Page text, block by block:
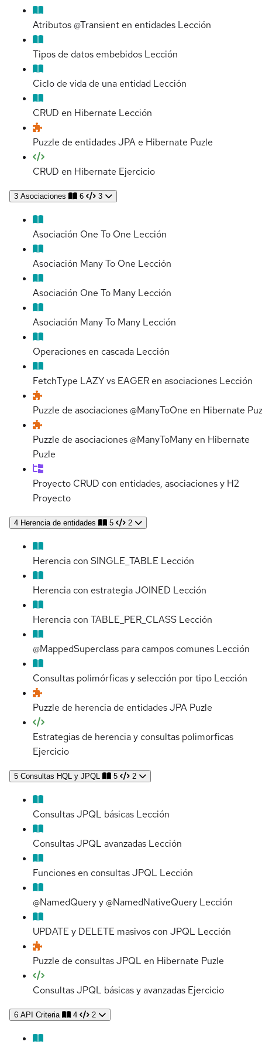
Atributos @Transient en entidades Lección
Tipos de datos embebidos Lección
Ciclo de vida de una entidad Lección
CRUD en Hibernate Lección
Puzzle de entidades JPA e Hibernate Puzle
CRUD en Hibernate Ejercicio
3 Asociaciones 6 3
Asociación One To One Lección
Asociación Many To One Lección
Asociación One To Many Lección
Asociación Many To Many Lección
Operaciones en cascada Lección
FetchType LAZY vs EAGER en asociaciones Lección
Puzzle de asociaciones @ManyToOne en Hibernate
Puzzle de asociaciones @ManyToMany en Hibernate
Puzle
Proyecto CRUD con entidades, asociaciones y H2
Proyecto
4 Herencia de entidades 5 2
Herencia con SINGLE_TABLE Lección
Herencia con estrategia JOINED Lección
Herencia con TABLE_PER_CLASS Lección
@MappedSuperclass para campos comunes Lección
Consultas polimórficas y selección por tipo Lección
Puzzle de herencia de entidades JPA Puzle
Estrategias de herencia y consultas polimorficas
Ejercicio
5 Consultas HQL y JPQL 5 2
Consultas JPQL básicas Lección
Consultas JPQL avanzadas Lección
Funciones en consultas JPQL Lección
@NamedQuery y @NamedNativeQuery Lección
UPDATE y DELETE masivos con JPQL Lección
Puzzle de consultas JPQL en Hibernate Puzle
Consultas JPQL básicas y avanzadas Ejercicio
6 API Criteria 4 2